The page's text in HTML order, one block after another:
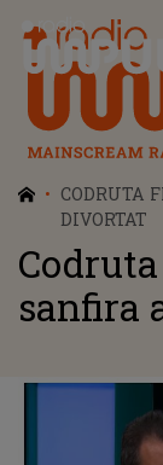
Radio Impuls
CODRUTA
DIVORTAT
sanfira